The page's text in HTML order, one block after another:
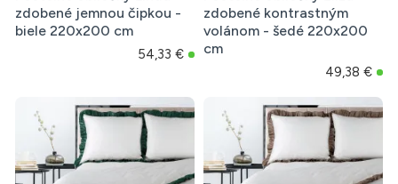
zdobené jemnou čipkou -
biele 220x200 cm
54,33 €
zdobené kontrastným
volánom - šedé 220x200
cm
49,38 €